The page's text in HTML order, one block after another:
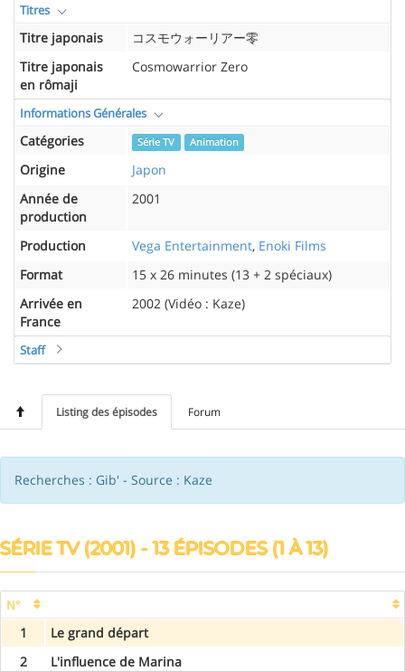
Titres
Titre japonais
コスモウォーリアー零
Titre japonais
en rômaji
Cosmowarrior Zero
Informations Générales
Catégories Série TV Animation
Origine
Japon
Année de
production
2001
Production Vega Entertainment, Enoki Films
Format
15 x 26 minutes (13 + 2 spéciaux)
Arrivée en
France
2002 (Vidéo : Kaze)
Staff
Listing des épisodes Forum
Recherches : Gib' - Source : Kaze
SÉRIE TV (2001) - 13 ÉPISODES (1 À 13)
N°
1
Le grand départ
2
L'influence de Marina